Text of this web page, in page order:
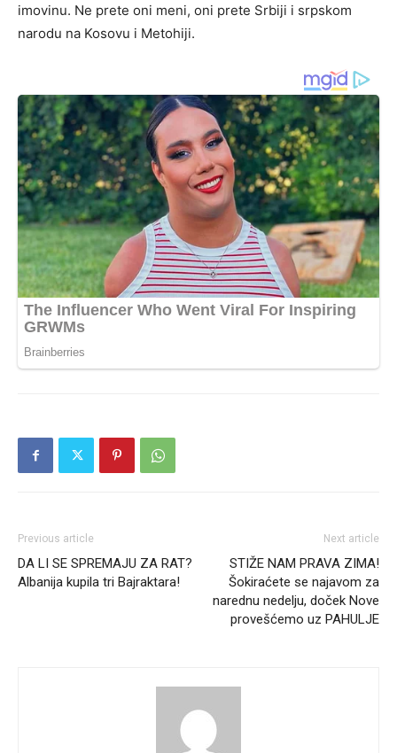
imovinu. Ne prete oni meni, oni prete Srbiji i srpskom
narodu na Kosovu i Metohiji.
Previous article
DA LI SE SPREMAJU ZA RAT?
Albanija kupila tri Bajraktara!
Next article
STIŽE NAM PRAVA ZIMA!
Šokiraćete se najavom za
narednu nedelju, doček Nove
provešćemo uz PAHULJE